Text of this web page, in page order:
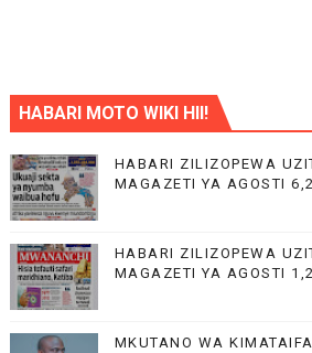
HABARI MOTO WIKI HII!
HABARI ZILIZOPEWA
MAGAZETI YA AGOSTI
HABARI ZILIZOPEWA
MAGAZETI YA AGOSTI
MKUTANO WA